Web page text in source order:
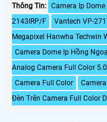
ba chế độ xem ban đêm. Hoạt động
rất dễ dàng qua thiết bị di
(Android/iOS), cho phép người
hoạt động thoải mái.
Thông Tin: Camera Ip
2143IRP/F
Vantech VP-
Megapixel Hanwha Techwin
Camera Dome Ip Hồng
Analog Camera Full Color
Camera Full Color
Đèn Trên Camera Full Color